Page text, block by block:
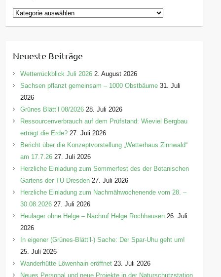
K
a
g
o
r
e
n
Neueste Beiträge
Wetterrückblick Juli 2026 2. August 2026
Sachsen pflanzt gemeinsam – 1000 Obstbäume 31. Juli
2026
Grünes Blätt’l 08/2026 28. Juli 2026
Ressourcenverbrauch auf dem Prüfstand: Wieviel Bergbau
erträgt die Erde? 27. Juli 2026
Bericht über die Konzeptvorstellung „Wetterhaus Zinnwald“
am 17.7.26 27. Juli 2026
Herzliche Einladung zum Sommerfest des der Botanischen
Gartens der TU Dresden 27. Juli 2026
Herzliche Einladung zum Nachmähwochenende vom 28. –
30.08.2026 27. Juli 2026
Heulager ohne Helge – Nachruf Helge Rochhausen 26. Juli
2026
In eigener (Grünes-Blätt’l-) Sache: Der Spar-Uhu geht um!
25. Juli 2026
Wanderhütte Löwenhain eröffnet 23. Juli 2026
Neues Personal und neue Projekte in der Naturschutzstation